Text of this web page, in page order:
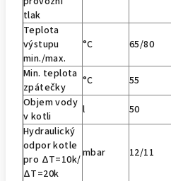
tlak
Teplota
výstupu
min./max.
°C 65/80
Min. teplota
zpátečky
°C
55
Objem vody
v kotli
l 50
Hydraulický
odpor kotle
pro ∆T=10k/
∆T=20k
mbar 12/11